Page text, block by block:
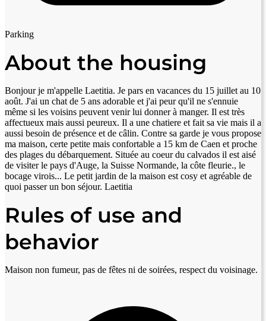
Parking
About the housing
Bonjour je m'appelle Laetitia. Je pars en vacances du 15 juillet au 10
août. J'ai un chat de 5 ans adorable et j'ai peur qu'il ne s'ennuie
même si les voisins peuvent venir lui donner à manger. Il est très
affectueux mais aussi peureux. Il a une chatiere et fait sa vie mais il a
aussi besoin de présence et de câlin. Contre sa garde je vous propose
ma maison, certe petite mais confortable a 15 km de Caen et proche
des plages du débarquement. Située au coeur du calvados il est aisé
de visiter le pays d'Auge, la Suisse Normande, la côte fleurie., le
bocage virois... Le petit jardin de la maison est cosy et agréable de
quoi passer un bon séjour. Laetitia
Rules of use and
behavior
Maison non fumeur, pas de fêtes ni de soirées, respect du voisinage.